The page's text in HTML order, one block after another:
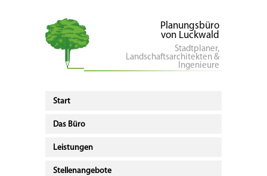
Planungsbüro
von Luckwald
Stadtplaner,
Landschaftsarchitekten &
Ingenieure
Start
Das Büro
Leistungen
Stellenangebote